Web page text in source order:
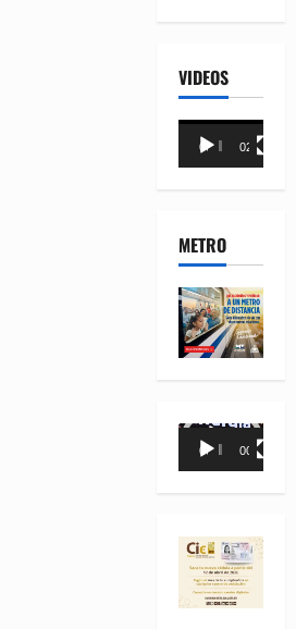
VIDEOS
Reproductor
00:00 02:18
METRO
Reproductor
00:00 00:35